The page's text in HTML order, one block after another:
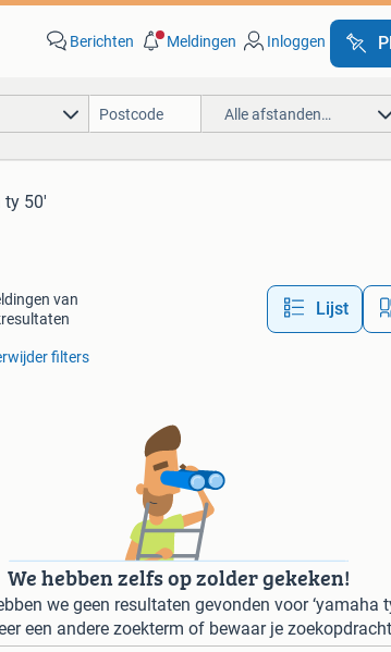
Berichten Meldingen Inloggen
Alle afstanden…
ty 50'
van
Lijst
filters
We hebben zelfs op zolder gekeken!
we geen resultaten gevonden voor ‘yamaha
een andere zoekterm of bewaar je